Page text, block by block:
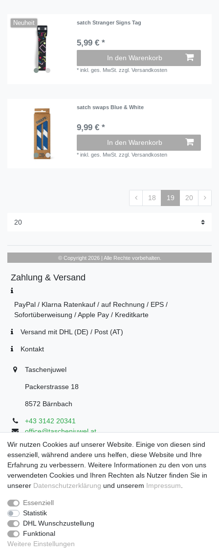
Neuheit satch Stranger Signs Tag
5,99 € *
In den Warenkorb
*inkl. ges. MwSt. zzgl.Versandkosten
satch swaps Blue & White
9,99 € *
In den Warenkorb
*inkl. ges. MwSt. zzgl.Versandkosten
18 19 20
© Copyright 2026 | Alle Rechte vorbehalten.
Zahlung & Versand
PayPal / Klarna Ratenkauf / auf Rechnung / EPS /
Sofortüberweisung / Apple Pay / Kreditkarte
Versand mit DHL (DE) / Post (AT)
Kontakt
Taschenjuwel
Packerstrasse 18
8572 Bärnbach
+43 3142 20341
office@taschenjuwel.at
Montag - Freitag: 08:30 - 18:00
Samstag: 8:30 - 17 Uhr
Daten­schutz­erklärung
Wir nutzen Cookies auf unserer Website. Einige von diesen sind
essenziell, während andere uns helfen, diese Website und Ihre
Erfahrung zu verbessern. Weitere Informationen zu den von uns
verwendeten Cookies und Ihren Rechten als Nutzer finden Sie in
unserer Daten­schutz­erklärung und unserem Impressum
Essenziell
Statistik
DHL Wunschzustellung
Funktional
Weitere Einstellungen